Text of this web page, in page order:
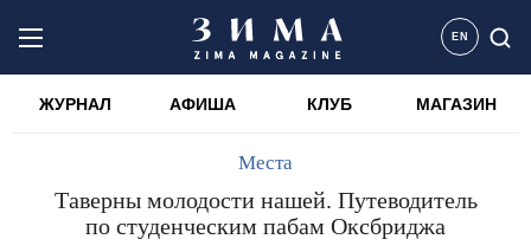
EN
ЖУРНАЛ АФИША КЛУБ МАГАЗИН
Места
Таверны молодости нашей. Путеводитель
по студенческим пабам Оксбриджа